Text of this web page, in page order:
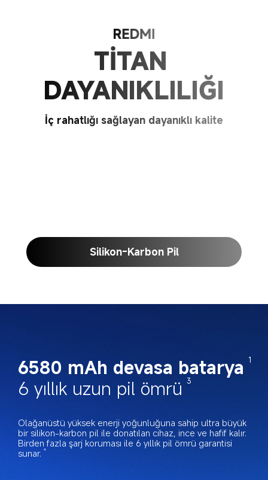
TİTAN
DAYANIKLILIĞI
İç rahatlığı sağlayan dayanıklı kalite
Silikon-Karbon Pil
6580 mAh devasa batarya 1
6 yıllık uzun pil ömrü 3
Olağanüstü yüksek enerji yoğunluğuna sahip ultra büyük
bir silikon-karbon pil ile donatılan cihaz, ince ve hafif kalır.
Birden fazla şarj koruması ile 6 yıllık pil ömrü garantisi
sunar.
4